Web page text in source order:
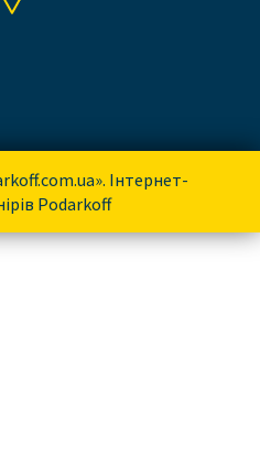
Інтернет-
Podarkoff